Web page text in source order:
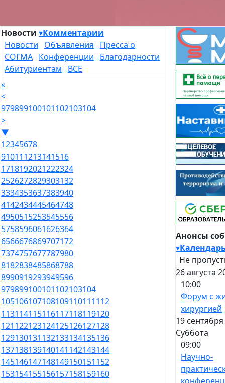
Новости ▾Комментарии
Новости
Объявления
Пресса о
СОГМА Конференции
Благодарности
Абитуриентам
ВСЕ
«
<
979899100101102103104
>
▼
12345678
910111213141516
1718192021222324
2526272829303132
3334353637383940
4142434445464748
4950515253545556
5758596061626364
6566676869707172
7374757677787980
8182838485868788
8990919293949596
979899100101102103104
105106107108109110111112
113114115116117118119120
121122123124125126127128
129130131132133134135136
137138139140141142143144
145146147148149150151152
153154155156157158159160
Анонсы
▾
Не
26 августа
10:00
Форум с
хирургией
19
Суббота
09:00
Научно-